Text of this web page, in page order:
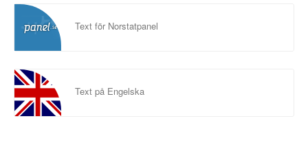
Text för Norstatpanel
Text på Engelska